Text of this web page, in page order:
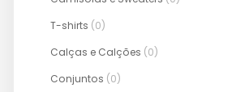
T-shirts (0)
Calças e Calções (0)
Conjuntos (0)